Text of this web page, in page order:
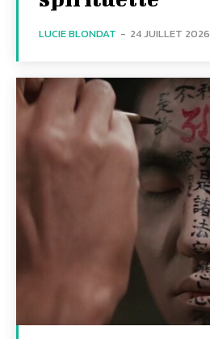
LUCIE BLONDAT - 24 JUILLET 2026